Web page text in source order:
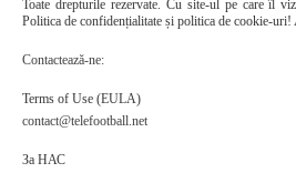
Toate drepturile rezervate. Cu site-ul pe care îl
Politica de confidențialitate și politica de cookie-
Contactează-ne:
Terms of Use (EULA)
contact@telefootball.net
За НАС